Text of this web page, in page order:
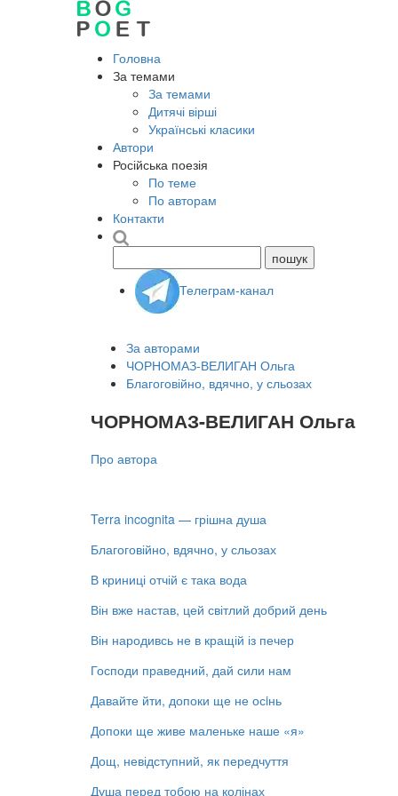
Головна
За темами
За темами
Дитячі вірші
Українські класики
Автори
Російська поезія
По теме
По авторам
Контакти
Телеграм-канал
За авторами
ЧОРНОМАЗ-ВЕЛИГАН Ольга
Благоговійно, вдячно, у сльозах
ЧОРНОМАЗ-ВЕЛИГАН Ольга
Про автора
Terra incognita — грішна душа
Благоговійно, вдячно, у сльозах
В криниці отчій є така вода
Він вже настав, цей світлий добрий день
Він народивсь не в кращій із печер
Господи праведний, дай сили нам
Давайте йти, допоки ще не осiнь
Допоки ще живе маленьке наше «я»
Дощ, невідступний, як передчуття
Душа перед тобою на колінах